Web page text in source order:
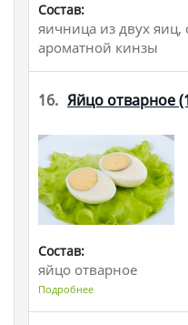
Состав:
яичница из двух
ароматной кинзы
16. Яйцо отварное
Состав:
яйцо отварное
Подробнее